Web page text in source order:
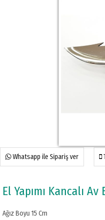
Whatsapp ile Sipariş ver
El Yapımı Kancalı Av
Ağız Boyu 15 Cm